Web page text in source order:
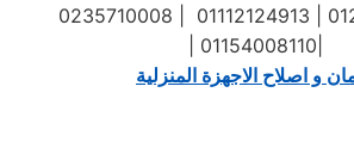
0235710008 | 01112124913 |
| 01154008110|
و اصلاح الاجهزة المنزلية